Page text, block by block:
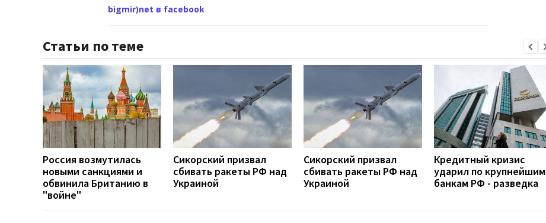
bigmir)net в facebook
Статьи по теме
Россия возмутилась
новыми санкциями и
обвинила Британию в
"войне"
Сикорский призвал
сбивать ракеты РФ над
Украиной
Сикорский призвал
сбивать ракеты РФ над
Украиной
Кредитный кризис
ударил по крупнейшим
банкам РФ - разведка